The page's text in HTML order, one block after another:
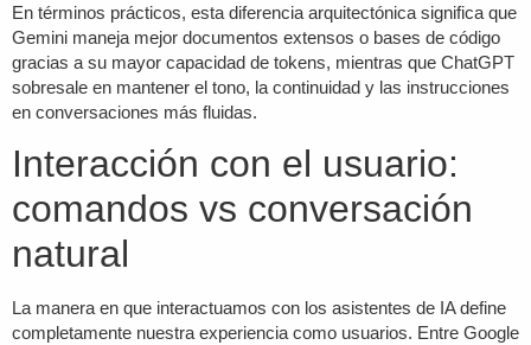
En términos prácticos, esta diferencia arquitectónica significa que
Gemini maneja mejor documentos extensos o bases de código
gracias a su mayor capacidad de tokens, mientras que ChatGPT
sobresale en mantener el tono, la continuidad y las instrucciones
en conversaciones más fluidas.
Interacción con el usuario:
comandos vs conversación
natural
La manera en que interactuamos con los asistentes de IA define
completamente nuestra experiencia como usuarios. Entre Google